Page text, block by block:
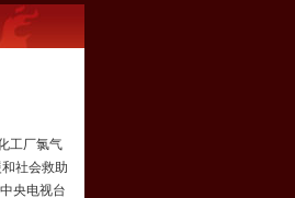
工厂氯气
社会救助
央电视台